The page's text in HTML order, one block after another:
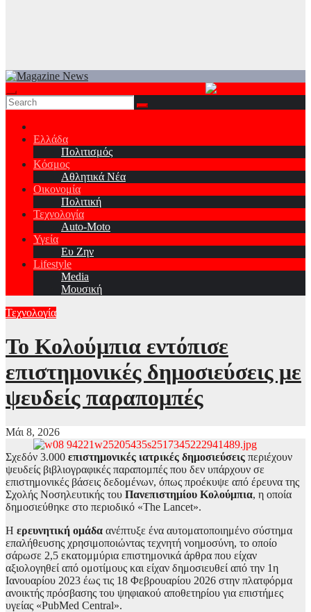
Ελλάδα
Πολιτισμός
Κόσμος
Αθλητικά Νέα
Οικονομία
Πολιτική
Τεχνολογία
Auto-Moto
Υγεία
Ευ Ζην
Lifestyle
Media
Μουσική
Τεχνολογία
Το Κολούμπια εντόπισε
επιστημονικές δημοσιεύσεις με
ψευδείς παραπομπές
Μάι 8, 2026
Σχεδόν 3.000 επιστημονικές ιατρικές δημοσιεύσεις περιέχουν
ψευδείς βιβλιογραφικές παραπομπές που δεν υπάρχουν σε
επιστημονικές βάσεις δεδομένων, όπως προέκυψε από έρευνα της
Σχολής Νοσηλευτικής του Πανεπιστημίου Κολούμπια, η οποία
δημοσιεύθηκε στο περιοδικό «The Lancet».
Η ερευνητική ομάδα ανέπτυξε ένα αυτοματοποιημένο σύστημα
επαλήθευσης χρησιμοποιώντας τεχνητή νοημοσύνη, το οποίο
σάρωσε 2,5 εκατομμύρια επιστημονικά άρθρα που είχαν
αξιολογηθεί από ομοτίμους και είχαν δημοσιευθεί από την 1η
Ιανουαρίου 2023 έως τις 18 Φεβρουαρίου 2026 στην πλατφόρμα
ανοικτής πρόσβασης του ψηφιακού αποθετηρίου για επιστήμες
υγείας «PubMed Central».